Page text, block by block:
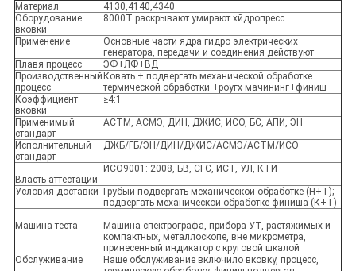
Материал
4130,4140,4340
Оборудование
вковки
8000Т раскрывают умирают хйдропресс
Применение
Основные части ядра гидро электрических
генератора, передачи и соединения действуют
Плавя процесс
ЭФ+ЛФ+ВД
Производственный
процесс
Ковать + подвергать механической обработке
термической обработки +роугх мачининг+финиш
Коэффициент
вковки
≥4:1
Применимый
стандарт
АСТМ, АСМЭ, ДИН, ДЖИС, ИСО, БС, АПИ, ЭН
Исполнительный
стандарт
ДЖБ/ГБ/ЭН/ДИН/ДЖИС/АСМЭ/АСТМ/ИСО
Власть аттестации
ИСО9001: 2008, БВ, СГС, ИСТ, УЛ, КТИ
Условия доставки
Грубый подвергать механической обработке (Н+Т);
подвергать механической обработке финиша (К+Т)
Машина теста
Машина спектрографа, прибора УТ, растяжимых и
компактных, металлоскопе, вне микрометра,
принесенный индикатор с круговой шкалой
Обслуживание
Наше обслуживание включило вковку, процесс,